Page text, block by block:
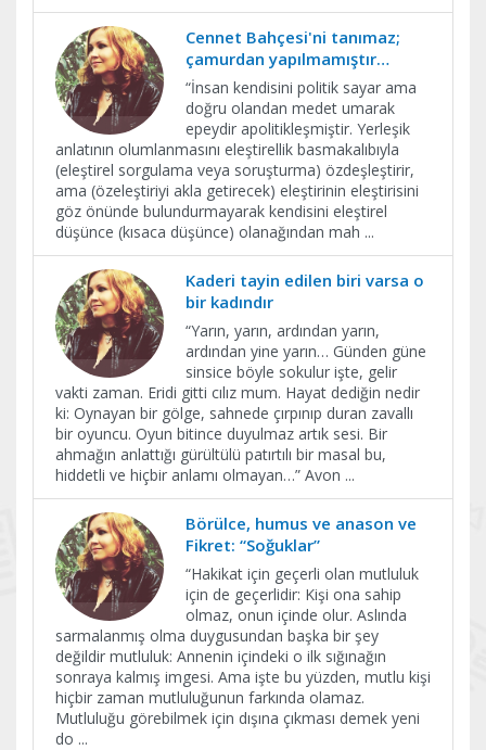
Cennet Bahçesi'ni tanımaz;
çamurdan yapılmamıştır…
​“İnsan kendisini politik sayar ama
doğru olandan medet umarak
epeydir apolitikleşmiştir. Yerleşik
anlatının olumlanmasını eleştirellik basmakalıbıyla
(eleştirel sorgulama veya soruşturma) özdeşleştirir,
ama (özeleştiriyi akla getirecek) eleştirinin eleştirisini
göz önünde bulundurmayarak kendisini eleştirel
düşünce (kısaca düşünce) olanağından mah ...
Kaderi tayin edilen biri varsa o
bir kadındır
“Yarın, yarın, ardından yarın,
ardından yine yarın… Günden güne
sinsice böyle sokulur işte, gelir
vakti zaman. Eridi gitti cılız mum. Hayat dediğin nedir
ki: Oynayan bir gölge, sahnede çırpınıp duran zavallı
bir oyuncu. Oyun bitince duyulmaz artık sesi. Bir
ahmağın anlattığı gürültülü patırtılı bir masal bu,
hiddetli ve hiçbir anlamı olmayan…” Avon ...
Börülce, humus ve anason ve
Fikret: “Soğuklar”
“Hakikat için geçerli olan mutluluk
için de geçerlidir: Kişi ona sahip
olmaz, onun içinde olur. Aslında
sarmalanmış olma duygusundan başka bir şey
değildir mutluluk: Annenin içindeki o ilk sığınağın
sonraya kalmış imgesi. Ama işte bu yüzden, mutlu kişi
hiçbir zaman mutluluğunun farkında olamaz.
Mutluluğu görebilmek için dışına çıkması demek yeni
do ...